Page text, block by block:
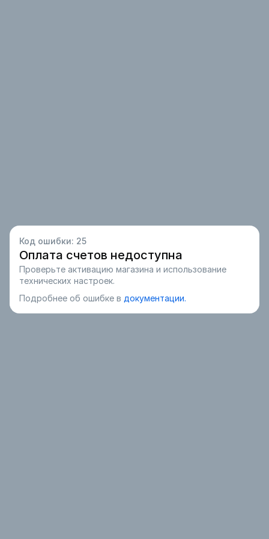
Код ошибки: 25
Оплата счетов недоступна
Проверьте активацию магазина и использование
технических настроек.
Подробнее об ошибке в документации.